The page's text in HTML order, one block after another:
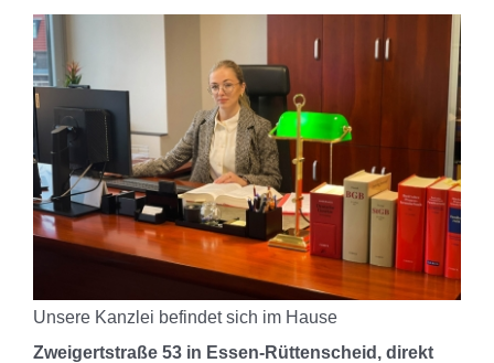
Unsere Kanzlei befindet sich im Hause
Zweigertstraße 53 in Essen-Rüttenscheid, direkt